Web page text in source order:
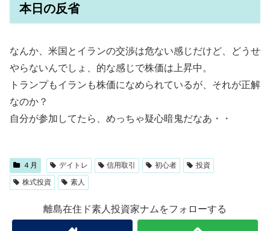
本日の反省
なんか、米国とイランの交渉は危ない感じだけど、どうせ
やらないんでしょ、的な感じで株価は上昇中。
トランプもイランも株価になめられているが、それが正解
なのか？
自分が参加してたら、めっちゃ疑心暗鬼だなあ・・
４月 デイトレ 信用取引 初心者
投資
株式投資
素人
離島在住ド素人投資家ナムをフォローする